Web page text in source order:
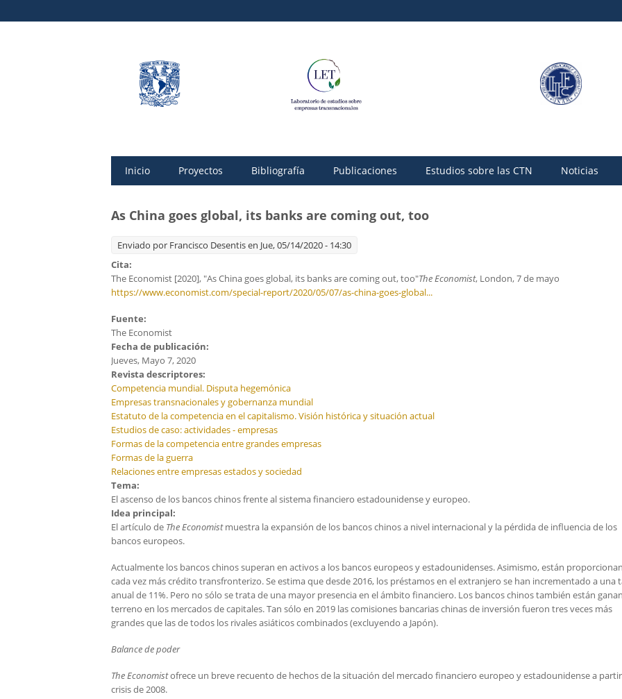
Inicio Proyectos Bibliografía Publicaciones Estudios sobre las CTN Noticias
As China goes global, its banks are coming out, too
Enviado por Francisco Desentisen Jue, 05/14/2020 - 14:30
Cita:
The Economist [2020], "As China goes global, its banks are coming out, too"The Economist, London, 7 de mayo
https://www.economist.com/special-report/2020/05/07/as-china-goes-global...
Fuente:
The Economist
Fecha de publicación:
Jueves, Mayo 7, 2020
Revista descriptores:
Competencia mundial. Disputa hegemónica
Empresas transnacionales y gobernanza mundial
Estatuto de la competencia en el capitalismo. Visión histórica y situación actual
Estudios de caso: actividades - empresas
Formas de la competencia entre grandes empresas
Formas de la guerra
Relaciones entre empresas estados y sociedad
Tema:
El ascenso de los bancos chinos frente al sistema financiero estadounidense y europeo.
Idea principal:
El artículo de The Economistmuestra la expansión de los bancos chinos a nivel internacional y la pérdida de influencia de los
bancos europeos.
Actualmente los bancos chinos superan en activos a los bancos europeos y estadounidenses. Asimismo, están
cada vez más crédito transfronterizo. Se estima que desde 2016, los préstamos en el extranjero se han incrementado a una
anual de 11%. Pero no sólo se trata de una mayor presencia en el ámbito financiero. Los bancos chinos también están
terreno en los mercados de capitales. Tan sólo en 2019 las comisiones bancarias chinas de inversión fueron tres veces más
grandes que las de todos los rivales asiáticos combinados (excluyendo a Japón).
Balance de poder
The Economistofrece un breve recuento de hechos de la situación del mercado financiero europeo y estadounidense a
crisis de 2008.